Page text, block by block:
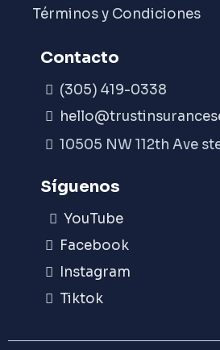
Términos y Condiciones
Contacto
(305) 419-0338
10505 NW 112th Ave ste
Síguenos
YouTube
Facebook
Instagram
Tiktok